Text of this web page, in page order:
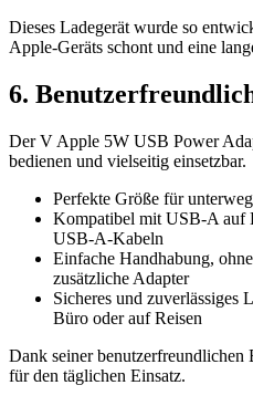
Dieses Ladegerät wurde so
Apple-Geräts schont und eine
6.
Der V Apple 5W USB Power
bedienen und vielseitig einsetzbar.
Perfekte Größe für
Kompatibel mit USB-A auf
USB-A-Kabeln
Einfache Handhabung,
zusätzliche Adapter
Sicheres und zuverlässiges
Büro oder auf Reisen
Dank seiner benutzerfreundlichen
für den täglichen Einsatz.